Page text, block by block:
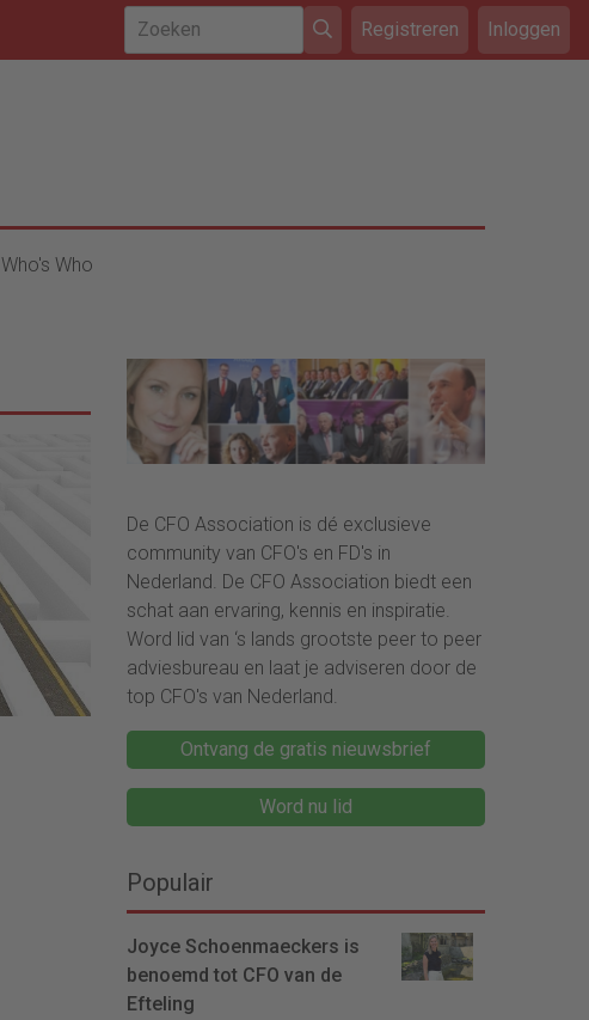
Registreren Inloggen
Who's Who
De CFO Association is dé exclusieve
community van CFO's en FD's in
Nederland. De CFO Association biedt een
schat aan ervaring, kennis en inspiratie.
Word lid van ‘s lands grootste peer to peer
adviesbureau en laat je adviseren door de
top CFO's van Nederland.
Ontvang de gratis nieuwsbrief
Word nu lid
Populair
Joyce Schoenmaeckers is
benoemd tot CFO van de
Efteling